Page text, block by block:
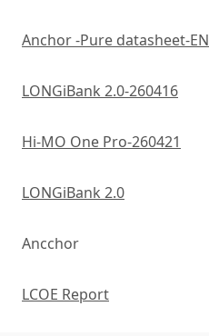
Anchor -Pure datasheet-EN
LONGiBank 2.0-260416
Hi-MO One Pro-260421
LONGiBank 2.0
Ancchor
LCOE Report